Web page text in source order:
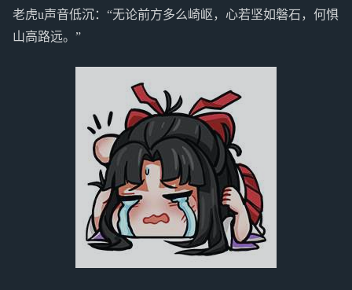
老虎u声音低沉：“无论前方多么崎岖，心若坚如磐石，何惧
山高路远。”